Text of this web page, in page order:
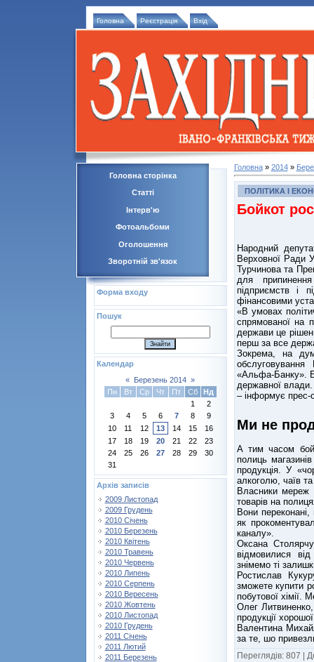
Головна Реєстрація Вхід
Головна сторінка
Статті
Інтерв'ю
Фотоальбоми
Оголошення
Зворотній зв'язок
Форма входу
Пошук
Календар
« Березень 2014 »
Пн
Вт Ср Чт Пт Сб
Нд
1
2
3
4 5 6 7 8
9
10
11 12 13 14 15
16
17
18 19 20 21 22
23
24
25 26 27 28 29
30
31
Архів записів
2009 Листопад
2009 Грудень
2010 Січень
2010 Березень
2010 Квітень
2010 Травень
2010 Червень
2010 Липень
2010 Серпень
2010 Вересень
2010 Жовтень
2010 Листопад
2010 Грудень
2011 Січень
2011 Лютий
2011 Березень
Головна» 2014 »
ПОЛІТИКА І
Бойкот
Народний
Верховної Ради
Турчинова та
для
підприємств і
фінансовими
«В умовах
спрямованої на
держави це
перш за все
Зокрема, на
«Альфа-Банку».
державної
– інформує
Ми не
А тим часом
полиць
продукція. У
алкоголю, чаїв та
Власники мереж
товарів на
Вони
як
каналу».
Оксана
відмовилися
знімемо ті
Ростислав
зможете купити
побутової хімії.
Олег
продукції
Валентина
за те, шо
Переглядів: 807 |